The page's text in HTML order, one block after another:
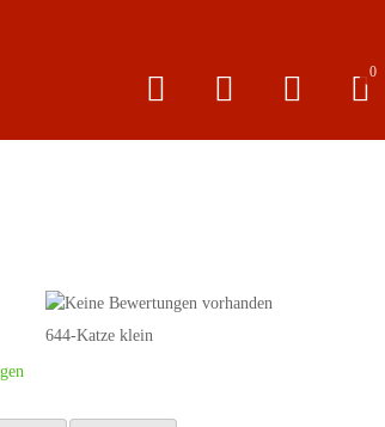
0
644-Katze klein